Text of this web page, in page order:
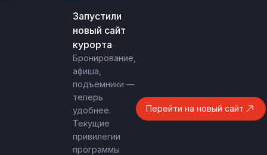
Запустили
новый сайт
курорта
Бронирование,
афиша,
подъемники —
теперь
удобнее.
Текущие
привилегии
программы
Перейти на новый сайт